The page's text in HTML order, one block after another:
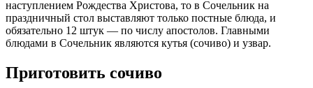
наступлением Рождества Христова, то в Сочельник на
праздничный стол выставляют только постные блюда, и
обязательно 12 штук — по числу апостолов. Главными
блюдами в Сочельник являются кутья (сочиво) и узвар.
Приготовить сочиво